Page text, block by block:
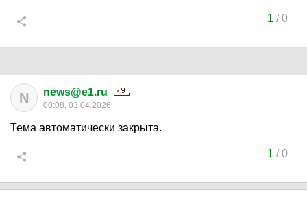
1 /0
N news@e1.ru
00:08, 03.04.2026
Тема автоматически закрыта.
1 /0